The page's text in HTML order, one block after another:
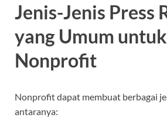
Jenis-Jenis Press
yang Umum untuk
Nonprofit
Nonprofit dapat membuat berbagai
antaranya: